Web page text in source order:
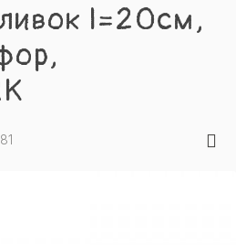
l=20см,